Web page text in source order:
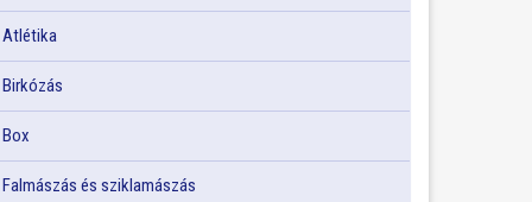
Atlétika
Birkózás
Box
Falmászás és sziklamászás